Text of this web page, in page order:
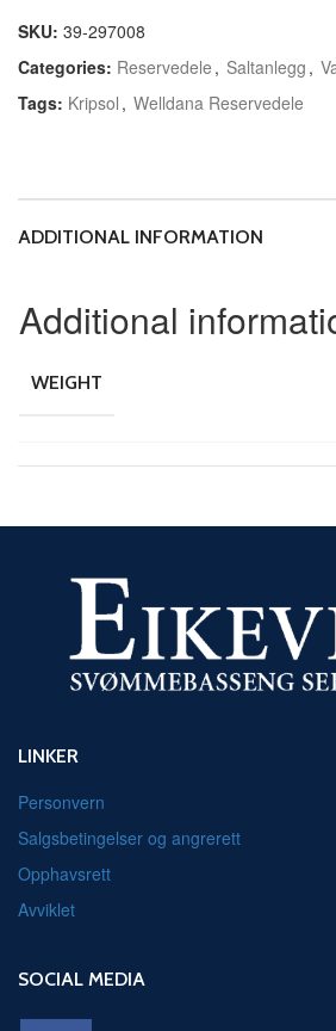
SKU: 39-297008
Categories: Reservedele , Saltanlegg ,
Tags: Kripsol , Welldana Reservedele
ADDITIONAL INFORMATION
Additional
WEIGHT
LINKER
Personvern
Salgsbetingelser og angrerett
Opphavsrett
Avviklet
SOCIAL MEDIA